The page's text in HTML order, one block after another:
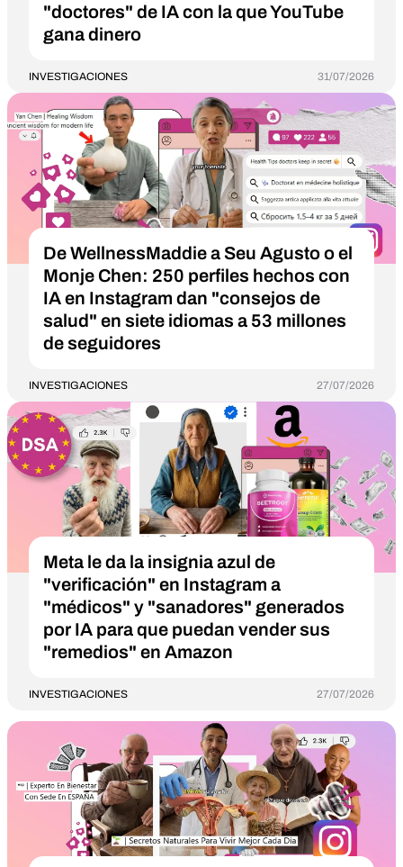
"doctores" de IA con la que YouTube
gana dinero
INVESTIGACIONES 31/07/2026
De WellnessMaddie a Seu Agusto o el
Monje Chen: 250 perfiles hechos con
IA en Instagram dan "consejos de
salud" en siete idiomas a 53 millones
de seguidores
INVESTIGACIONES 27/07/2026
Meta le da la insignia azul de
"verificación" en Instagram a
"médicos" y "sanadores" generados
por IA para que puedan vender sus
"remedios" en Amazon
INVESTIGACIONES 27/07/2026